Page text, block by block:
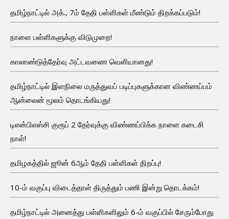
தமிழ்நாட்டில் அக்., 7ம் தேதி பள்ளிகள் மீண்டும் திறக்கப்படும்!
நாளை பள்ளிகளுக்கு விடுமுறை!
காலாண்டுத்தேர்வு அட்டவணை வெளியானது!
தமிழ்நாட்டில் இளநிலை மருத்துவப் படிப்புகளுக்கான விண்ணப்பம்
ஆன்லைன் மூலம் தொடங்கியது!
டிஎன்பிஎஸ்சி குரூப் 2 தேர்வுக்கு விண்ணப்பிக்க நாளை கடைசி
நாள்!
தமிழகத்தில் ஜூன் 6ஆம் தேதி பள்ளிகள் திறப்பு!
10-ம் வகுப்பு விடைத்தாள் திருத்தும் பணி இன்று தொடக்கம்!
தமிழ்நாட்டில் அனைத்து பள்ளிகளிலும் 6-ம் வகுப்பில் சேரும்போது